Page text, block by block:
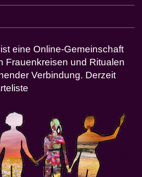
eine Online-Gemeinschaft
Frauenkreisen und Ritualen
Verbindung. Derzeit